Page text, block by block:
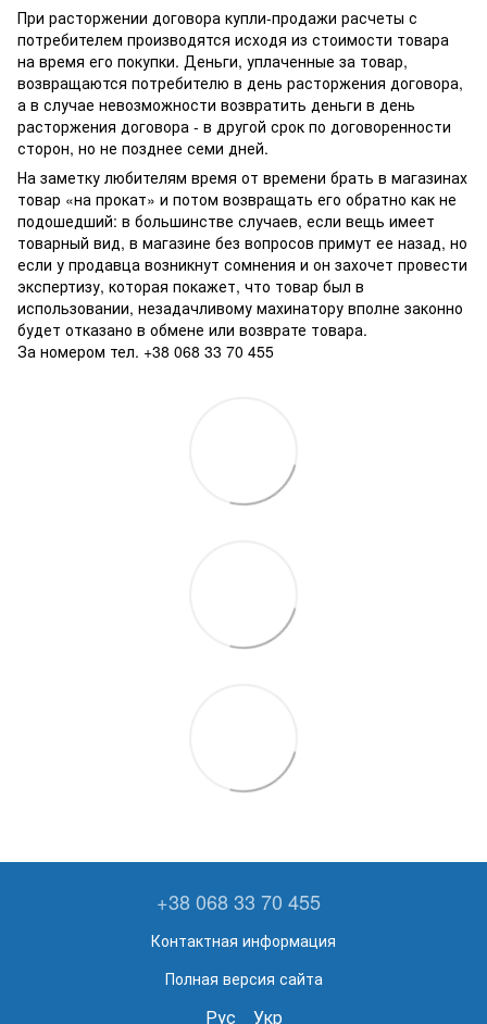
При расторжении договора купли-продажи расчеты с
потребителем производятся исходя из стоимости товара
на время его покупки. Деньги, уплаченные за товар,
возвращаются потребителю в день расторжения договора,
а в случае невозможности возвратить деньги в день
расторжения договора - в другой срок по договоренности
сторон, но не позднее семи дней.
На заметку любителям время от времени брать в магазинах
товар «на прокат» и потом возвращать его обратно как не
подошедший: в большинстве случаев, если вещь имеет
товарный вид, в магазине без вопросов примут ее назад, но
если у продавца возникнут сомнения и он захочет провести
экспертизу, которая покажет, что товар был в
использовании, незадачливому махинатору вполне законно
будет отказано в обмене или возврате товара.
За номером тел. +38 068 33 70 455
+38 068 33 70 455
Контактная информация
Полная версия сайта
Рус Укр